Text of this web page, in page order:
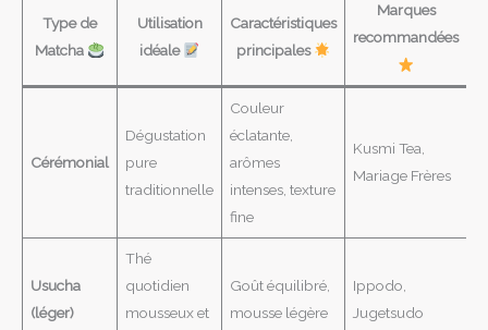
Type de
Matcha
Utilisation
idéale
Caractéristiques
principales
Marques
recommandées
Cérémonial
Dégustation
pure
traditionnelle
Couleur
éclatante,
arômes
intenses, texture
fine
Kusmi Tea,
Mariage Frères
Usucha
(léger)
Thé
quotidien
mousseux et
Goût équilibré,
mousse légère
Ippodo,
Jugetsudo